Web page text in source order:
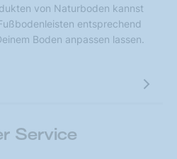
von Naturboden kannst
entsprechend
Boden anpassen lassen.
Service